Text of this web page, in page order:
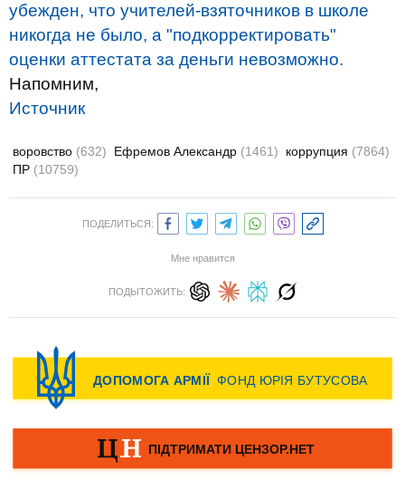
убежден, что учителей-взяточников в школе
никогда не было, а "подкорректировать"
оценки аттестата за деньги невозможно.
Напомним,
Источник
воровство (632) Ефремов Александр (1461) коррупция (7864)
ПР (10759)
ПОДЕЛИТЬСЯ:
Мне нравится
ПОДЫТОЖИТЬ: